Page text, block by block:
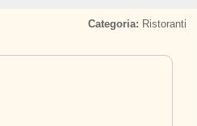
Categoria: Ristoranti